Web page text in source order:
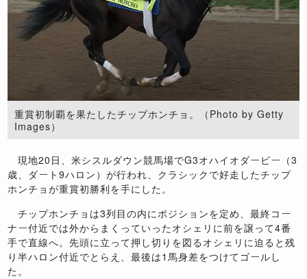
重賞初制覇を果たしたチップホンチョ。（Photo by Getty
Images）
現地20日、米シスルダウン競馬場でG3オハイオダービー（3
歳、ダート9ハロン）が行われ、クラシックで好走したチップ
ホンチョが重賞初勝利を手にした。
チップホンチョは3列目の内にポジションを定め、最終コー
ナー付近では外からまくっていったオシェリに前を譲って4番
手で直線へ。先頭に立って押し切りを図るオシェリに迫ると残
り半ハロン付近でとらえ、最後は1馬身差をつけてゴールし
た。